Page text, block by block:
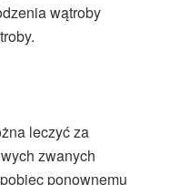
wątroby
leczyć za
zwanych
ponownemu